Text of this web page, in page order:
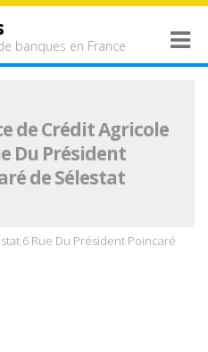
banques en France
de Crédit Agricole
Du Président
de Sélestat
6 Rue Du Président Poincaré